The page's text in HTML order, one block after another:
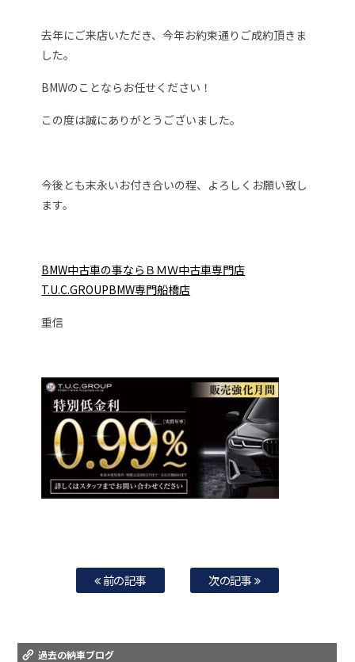
去年にご来店いただき、今年お約束通りご成約頂きま
した。
BMWのことならお任せください！
この度は誠にありがとうございました。
今後とも末永いお付き合いの程、よろしくお願い致し
ます。
BMW中古車の事ならＢＭＷ中古車専門店
T.U.C.GROUPBMW専門船橋店
重信
前の記事 次の記事
過去の納車ブログ